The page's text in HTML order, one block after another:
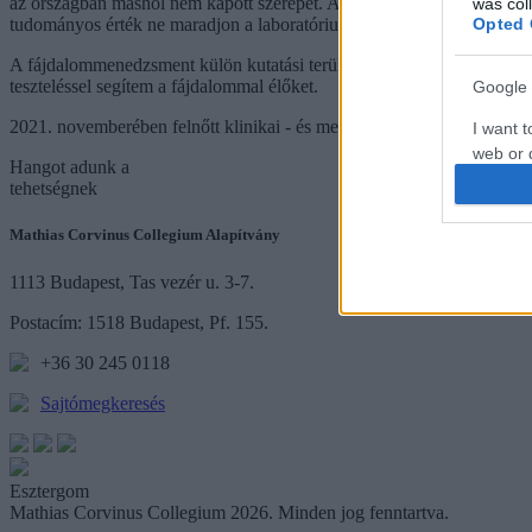
was
Opted
Google
I want
web or
I want
I want
tudományos érték ne maradjon a laboratóriumi falak között.
A fájdalommenedzsment külön kutatási területem, reményeim
teszteléssel segítem a fájdalommal élőket.
2021. novemberében felnőtt klinikai - és mentálhigiénés
Hangot adunk a
tehetségnek
Mathias Corvinus Collegium Alapítvány
1113 Budapest, Tas vezér u. 3-7.
Postacím: 1518 Budapest, Pf. 155.
+36 30 245 0118
Sajtómegkeresés
Esztergom
Mathias Corvinus Collegium 2026. Minden jog fenntartva.